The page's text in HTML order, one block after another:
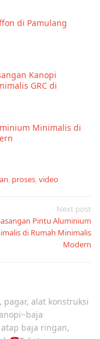
di Pamulang
Kanopi
GRC di
Minimalis di
proses video
Next post
Pintu Aluminium
di Rumah Minimalis
Modern
pagar, alat konstruksi
baja ringan,